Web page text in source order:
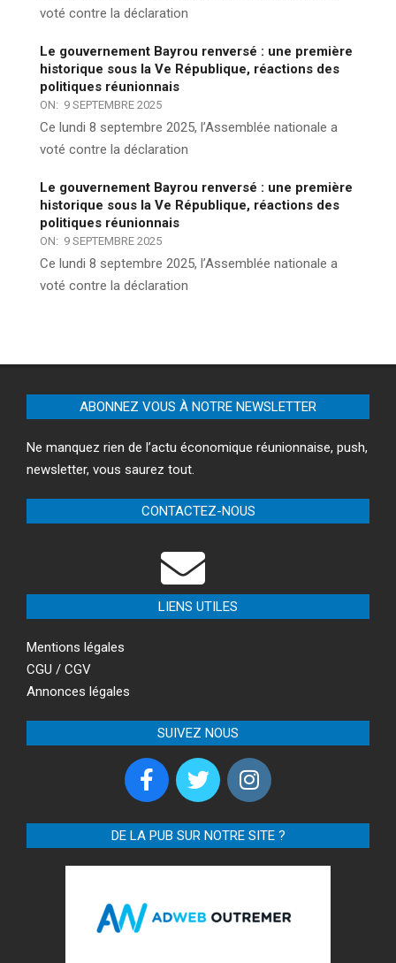
voté contre la déclaration
Le gouvernement Bayrou renversé : une première
historique sous la Ve République, réactions des
politiques réunionnais
ON: 9 SEPTEMBRE 2025
Ce lundi 8 septembre 2025, l’Assemblée nationale a
voté contre la déclaration
Le gouvernement Bayrou renversé : une première
historique sous la Ve République, réactions des
politiques réunionnais
ON: 9 SEPTEMBRE 2025
Ce lundi 8 septembre 2025, l’Assemblée nationale a
voté contre la déclaration
ABONNEZ VOUS À NOTRE NEWSLETTER
Ne manquez rien de l’actu économique réunionnaise, push,
newsletter, vous saurez tout.
CONTACTEZ-NOUS
LIENS UTILES
Mentions légales
CGU / CGV
Annonces légales
SUIVEZ NOUS
DE LA PUB SUR NOTRE SITE ?